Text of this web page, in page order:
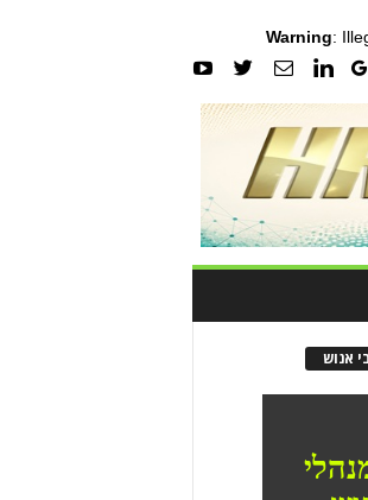
Warning:
אנוש